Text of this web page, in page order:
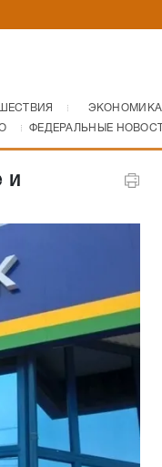
ЭКОНОМИКА
ФЕДЕРАЛЬНЫЕ
и